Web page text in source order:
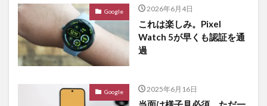
Google 2026年6月4日
これは楽しみ。Pixel
Watch 5が早くも認証を通
過
Google 2025年6月16日